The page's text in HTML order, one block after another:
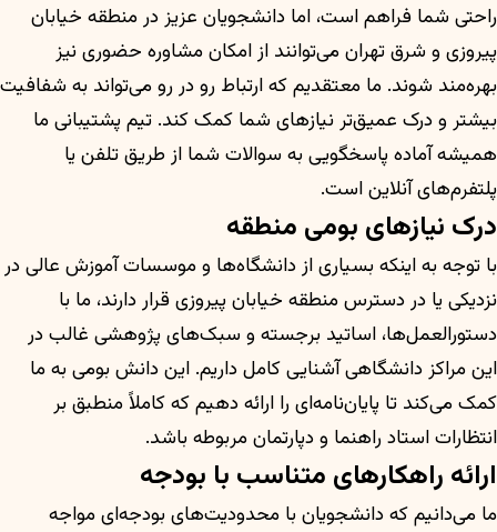
راحتی شما فراهم است، اما دانشجویان عزیز در منطقه خیابان
پیروزی و شرق تهران می‌توانند از امکان مشاوره حضوری نیز
بهره‌مند شوند. ما معتقدیم که ارتباط رو در رو می‌تواند به شفافیت
بیشتر و درک عمیق‌تر نیازهای شما کمک کند. تیم پشتیبانی ما
همیشه آماده پاسخگویی به سوالات شما از طریق تلفن یا
پلتفرم‌های آنلاین است.
درک نیازهای بومی منطقه
با توجه به اینکه بسیاری از دانشگاه‌ها و موسسات آموزش عالی در
نزدیکی یا در دسترس منطقه خیابان پیروزی قرار دارند، ما با
دستورالعمل‌ها، اساتید برجسته و سبک‌های پژوهشی غالب در
این مراکز دانشگاهی آشنایی کامل داریم. این دانش بومی به ما
کمک می‌کند تا پایان‌نامه‌ای را ارائه دهیم که کاملاً منطبق بر
انتظارات استاد راهنما و دپارتمان مربوطه باشد.
ارائه راهکارهای متناسب با بودجه
ما می‌دانیم که دانشجویان با محدودیت‌های بودجه‌ای مواجه